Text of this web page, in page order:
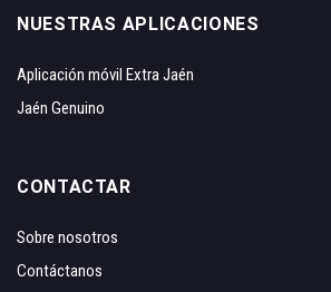
NUESTRAS APLICACIONES
Aplicación móvil Extra Jaén
Jaén Genuino
CONTACTAR
Sobre nosotros
Contáctanos